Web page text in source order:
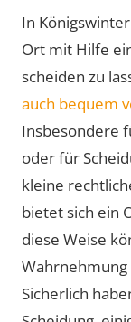
In
Ort mit Hilfe
scheiden zu
auch bequem
Insbesondere
oder für
kleine
bietet sich ein
diese Weise
Sicherlich